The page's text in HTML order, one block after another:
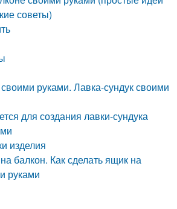
советы)
руками. Лавка-сундук своими
для создания лавки-сундука
изделия
балкон. Как сделать ящик на
руками